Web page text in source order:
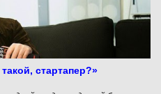
стартапер?»